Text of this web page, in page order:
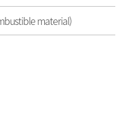
material)